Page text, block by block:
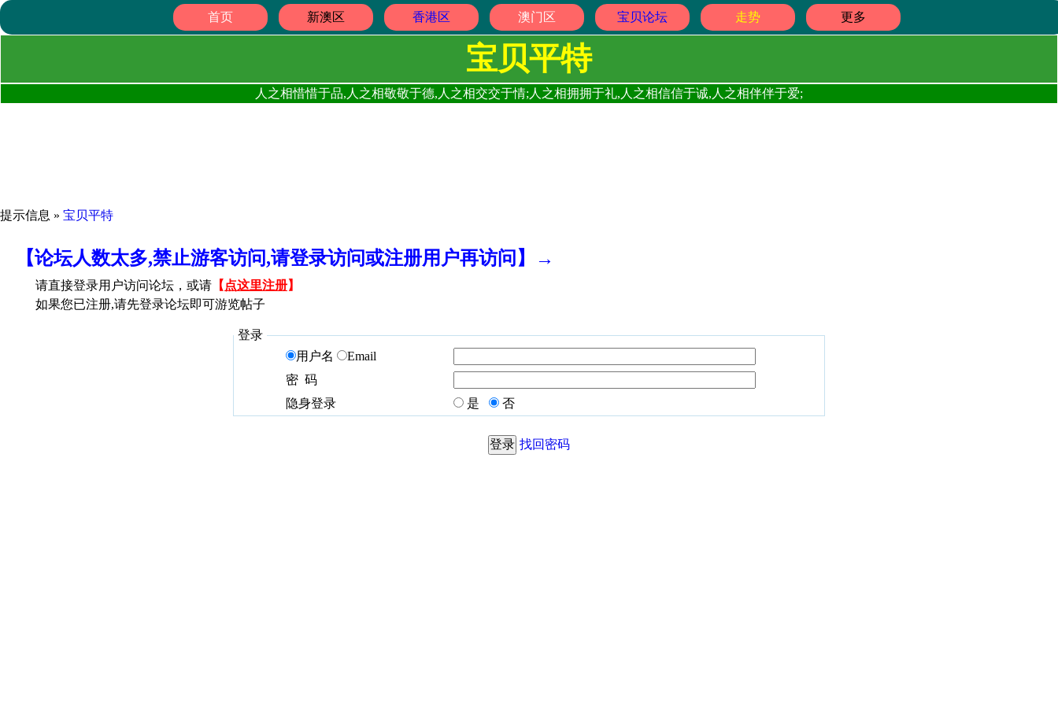
首页 新澳区 香港区 澳门区 宝贝论坛 走势 更多
宝贝平特
人之相惜惜于品,人之相敬敬于德,人之相交交于情;人之相拥拥于礼,人之相信信于诚,人之相伴伴于爱;
提示信息 » 宝贝平特
【论坛人数太多,禁止游客访问,请登录访问或注册用户再访问】→
请直接登录用户访问论坛，或请 【 点这里注册】
如果您已注册,请先登录论坛即可游览帖子
登录
用户名
Email
密 码
隐身登录
是 否
找回密码